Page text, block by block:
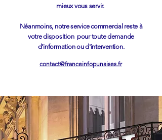
mieux vous servir.
Néanmoins, notre service commercial reste à
votre disposition pour toute demande
d'information ou d'intervention.
contact@franceinfopunaises.fr